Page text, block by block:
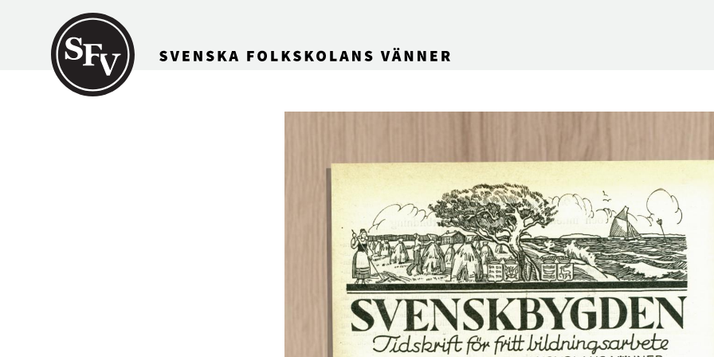
Gå till innehållet